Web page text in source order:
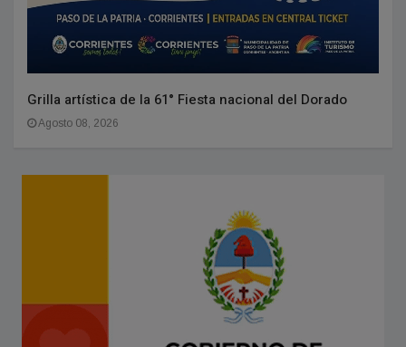
Grilla artística de la 61° Fiesta nacional del Dorado
Agosto 08, 2026